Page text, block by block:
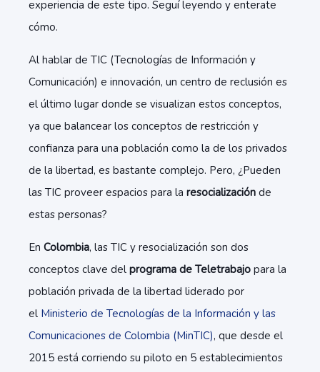
experiencia de este tipo. Seguí leyendo y enterate
cómo.
Al hablar de TIC (Tecnologías de Información y
Comunicación) e innovación, un centro de reclusión es
el último lugar donde se visualizan estos conceptos,
ya que balancear los conceptos de restricción y
confianza para una población como la de los privados
de la libertad, es bastante complejo. Pero, ¿Pueden
las TIC proveer espacios para la resocialización de
estas personas?
En Colombia, las TIC y resocialización son dos
conceptos clave del programa de Teletrabajo para la
población privada de la libertad liderado por
el Ministerio de Tecnologías de la Información y las
Comunicaciones de Colombia (MinTIC), que desde el
2015 está corriendo su piloto en 5 establecimientos